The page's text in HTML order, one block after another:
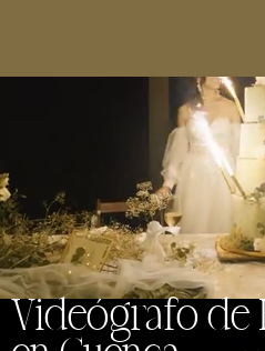
Videógrafo de